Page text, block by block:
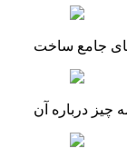
جامع ساخت
چیز درباره آن